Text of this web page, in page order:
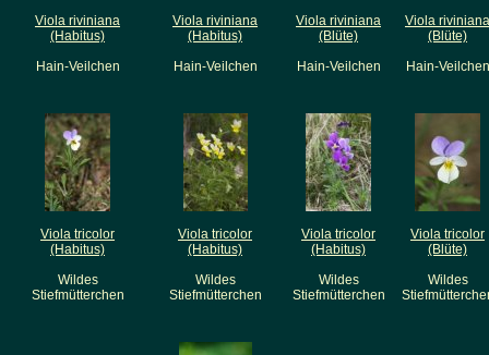
Viola riviniana
(Habitus)
Hain-Veilchen
Viola riviniana
(Habitus)
Hain-Veilchen
Viola riviniana
(Blüte)
Hain-Veilchen
Viola riviniana
(Blüte)
Hain-Veilchen
Viola tricolor
(Habitus)
Wildes
Stiefmütterchen
Viola tricolor
(Habitus)
Wildes
Stiefmütterchen
Viola tricolor
(Habitus)
Wildes
Stiefmütterchen
Viola tricolor
(Blüte)
Wildes